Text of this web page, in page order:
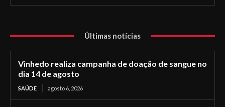
Últimas notícias
Vinhedo realiza campanha de doação de sangue no
dia 14 de agosto
SAÚDE agosto 6, 2026